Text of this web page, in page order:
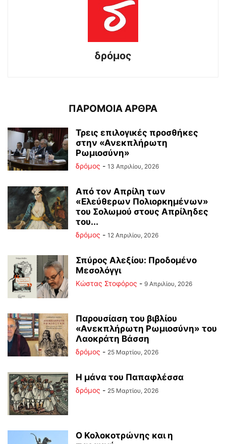
δρόμος
ΠΑΡΟΜΟΙΑ ΑΡΘΡΑ
Τρεις επιλογικές προσθήκες
στην «Ανεκπλήρωτη
Ρωμιοσύνη»
δρόμος - 13 Απριλίου, 2026
Από τον Απρίλη των
«Ελεύθερων Πολιορκημένων»
του Σολωμού στους Απρίληδες
του...
δρόμος - 12 Απριλίου, 2026
Σπύρος Αλεξίου: Προδομένο
Μεσολόγγι
Κώστας Στοφόρος - 9 Απριλίου, 2026
Παρουσίαση του βιβλίου
«Ανεκπλήρωτη Ρωμιοσύνη» του
Λαοκράτη Βάσση
δρόμος - 25 Μαρτίου, 2026
Η μάνα του Παπαφλέσσα
δρόμος - 25 Μαρτίου, 2026
Ο Κολοκοτρώνης και η